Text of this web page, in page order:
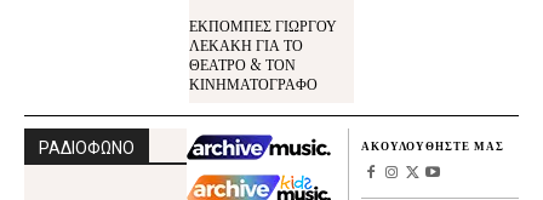
ΕΚΠΟΜΠΕΣ ΓΙΩΡΓΟΥ
ΛΕΚΑΚΗ ΓΙΑ ΤΟ
ΘΕΑΤΡΟ & ΤΟΝ
ΚΙΝΗΜΑΤΟΓΡΑΦΟ
ΡΑΔΙΟΦΩΝΟ ΑΚΟΥΛΟΥΘΗΣΤΕ ΜΑΣ